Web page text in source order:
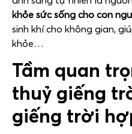
khỏe sức sống cho con
sinh khí cho không gian,
khỏe…
Tầm quan
thuỷ giếng
giếng trời